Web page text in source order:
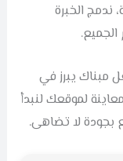
ندمج الخبرة
مبناك يبرز في
لموقعك لنبدأ
بجودة لا تضاهى.